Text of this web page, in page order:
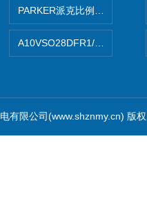
PARKER派克比例阀 柱塞泵
A10VSO28DFR1/
有限公司(www.shznmy.cn) 版